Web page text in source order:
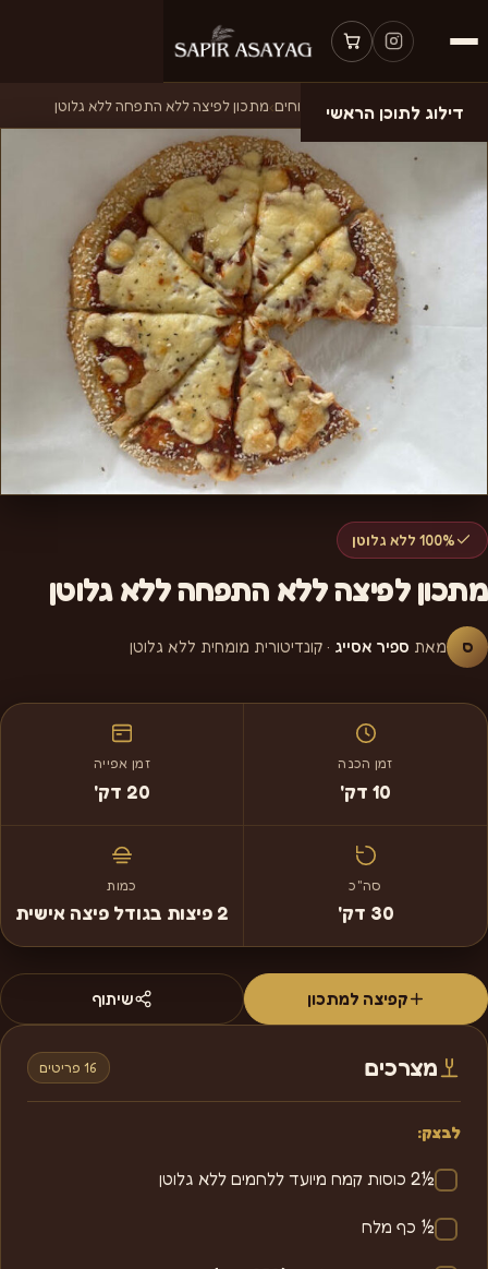
דילוג לתוכן הראשי
דף הבית›מתכונים ›בישולים ומלוחים›מתכון לפיצה ללא התפחה ללא גלוטן
100% ללא גלוטן
מתכון לפיצה ללא התפחה ללא גלוטן
ס מאת ספיר אסייג · קונדיטורית מומחית ללא גלוטן
זמן הכנה
10 דק'
זמן אפייה
20 דק'
סה"כ
30 דק'
כמות
2 פיצות בגודל פיצה אישית
קפיצה למתכון שיתוף
מצרכים 16 פריטים
לבצק:
½2 כוסות קמח מיועד ללחמים ללא גלוטן
½ כף מלח